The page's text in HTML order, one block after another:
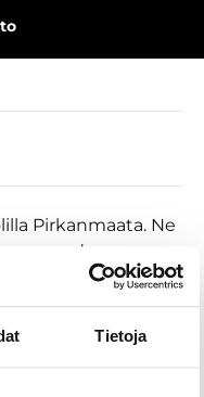
Tietoja
Pirkanmaata. Ne
kansallispuistoihin
ja junalla, nauti